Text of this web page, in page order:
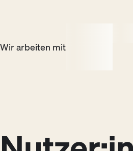
Wir arbeiten mit